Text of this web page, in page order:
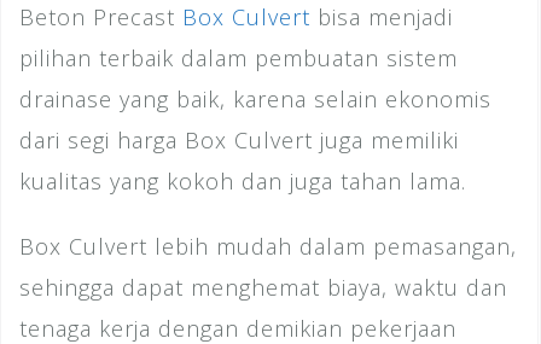
Beton Precast Box Culvert bisa menjadi
pilihan terbaik dalam pembuatan sistem
drainase yang baik, karena selain ekonomis
dari segi harga Box Culvert juga memiliki
kualitas yang kokoh dan juga tahan lama.
Box Culvert lebih mudah dalam pemasangan,
sehingga dapat menghemat biaya, waktu dan
tenaga kerja dengan demikian pekerjaan